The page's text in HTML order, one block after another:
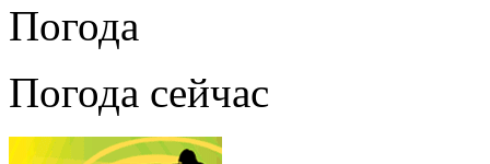
Погода
Погода сейчас